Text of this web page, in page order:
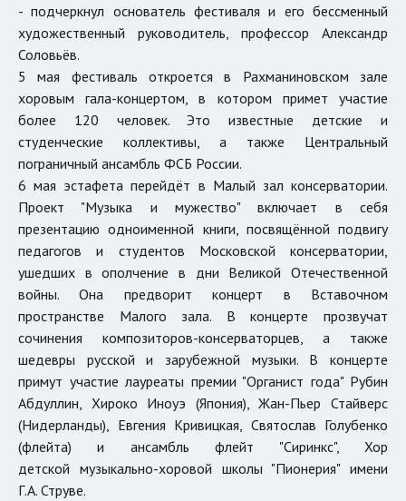
- подчеркнул основатель фестиваля и его бессменный
художественный руководитель, профессор Александр
Соловьёв.
5 мая фестиваль откроется в Рахманиновском зале
хоровым гала-концертом, в котором примет участие
более 120 человек. Это известные детские и
студенческие коллективы, а также Центральный
пограничный ансамбль ФСБ России.
6 мая эстафета перейдёт в Малый зал консерватории.
Проект "Музыка и мужество" включает в себя
презентацию одноименной книги, посвящённой подвигу
педагогов и студентов Московской консерватории,
ушедших в ополчение в дни Великой Отечественной
войны. Она предворит концерт в Вставочном
пространстве Малого зала. В концерте прозвучат
сочинения композиторов-консерваторцев, а также
шедевры русской и зарубежной музыки. В концерте
примут участие лауреаты премии "Органист года" Рубин
Абдуллин, Хироко Иноуэ (Япония), Жан-Пьер Стайверс
(Нидерланды), Евгения Кривицкая, Святослав Голубенко
(флейта) и ансамбль флейт "Сиринкс", Хор
детской музыкально-хоровой школы "Пионерия" имени
Г.А. Струве.